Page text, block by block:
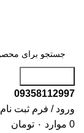
09358112997
ورود / فرم ثبت نام
0 موارد ۰ تومان